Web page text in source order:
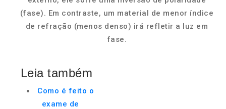
(fase). Em contraste, um material de menor índice
de refração (menos denso) irá refletir a luz em
fase.
Leia também
Como é feito o
exame de